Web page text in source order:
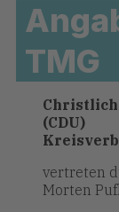
TMG
Christlich
(CDU)
vertreten
Morten